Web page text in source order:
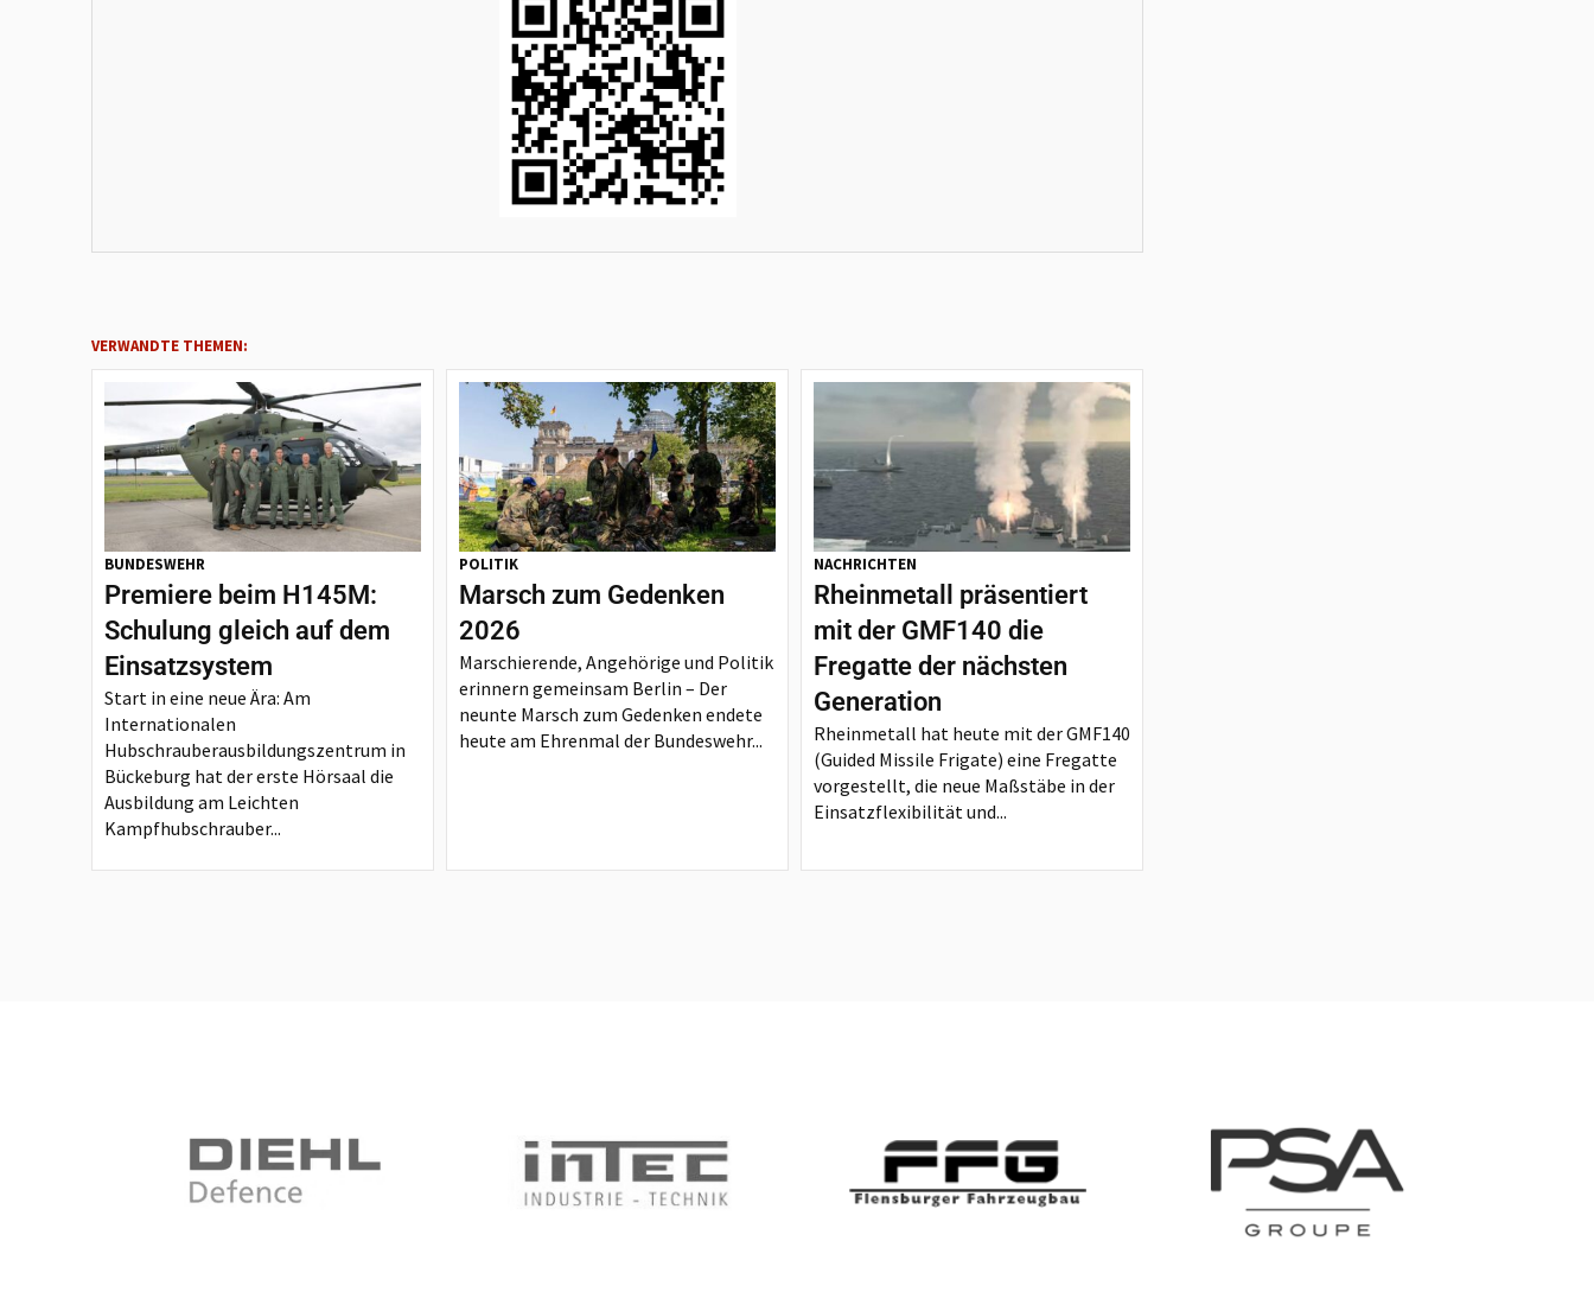
VERWANDTE THEMEN:
BUNDESWEHR
Premiere beim H145M:
Schulung gleich auf dem
Einsatzsystem
Start in eine neue Ära: Am
Internationalen
Hubschrauberausbildungszentrum in
Bückeburg hat der erste Hörsaal die
Ausbildung am Leichten
Kampfhubschrauber...
POLITIK
Marsch zum Gedenken
2026
Marschierende, Angehörige und Politik
erinnern gemeinsam Berlin – Der
neunte Marsch zum Gedenken endete
heute am Ehrenmal der Bundeswehr...
NACHRICHTEN
Rheinmetall präsentiert
mit der GMF140 die
Fregatte der nächsten
Generation
Rheinmetall hat heute mit der GMF140
(Guided Missile Frigate) eine Fregatte
vorgestellt, die neue Maßstäbe in der
Einsatzflexibilität und...